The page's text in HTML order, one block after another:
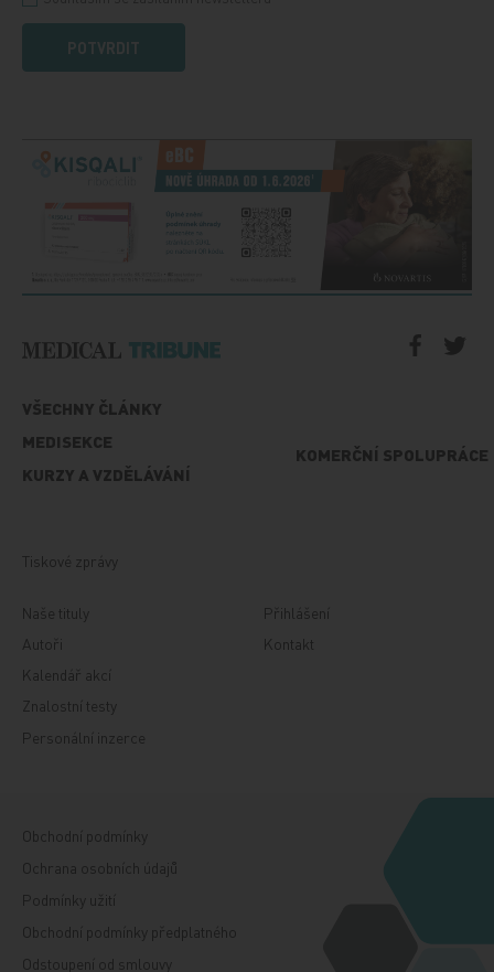
POTVRDIT
VŠECHNY ČLÁNKY
MEDISEKCE
KURZY A VZDĚLÁVÁNÍ
KOMERČNÍ SPOLUPRÁCE
Tiskové zprávy
Naše tituly
Autoři
Kalendář akcí
Znalostní testy
Personální inzerce
Přihlášení
Kontakt
Obchodní podmínky
Ochrana osobních údajů
Podmínky užití
Obchodní podmínky předplatného
Odstoupení od smlouvy